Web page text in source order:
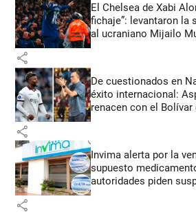
El Chelsea de Xabi
fichaje”: levantaron la
al ucraniano Mijailo
share
De cuestionados en
éxito internacional:
renacen con el Bolívar
share
Invima alerta por la
supuesto
autoridades piden
share